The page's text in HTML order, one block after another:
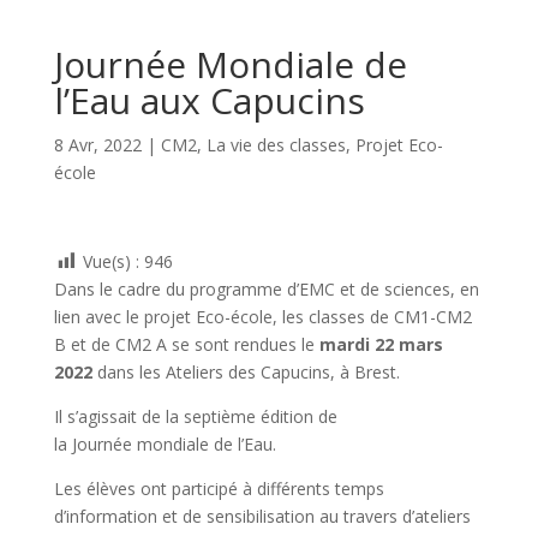
Journée Mondiale de
l’Eau aux Capucins
8 Avr, 2022| CM2, La vie des classes, Projet Eco-
école
Vue(s) : 946
Dans le cadre du programme d’EMC et de sciences, en
lien avec le projet Eco-école, les classes de CM1-CM2
B et de CM2 A se sont rendues le mardi 22 mars
2022dans les Ateliers des Capucins, à Brest.
Il s’agissait de la septième édition de
la Journée mondiale de l’Eau.
Les élèves ont participé à différents temps
d’information et de sensibilisation au travers d’ateliers